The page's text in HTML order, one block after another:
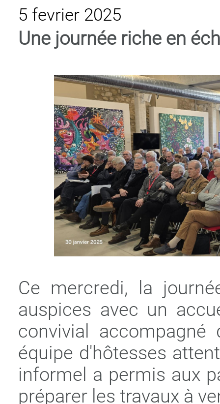
5 fevrier 2025
Une journée riche en
Ce mercredi, la
auspices avec un
convivial accompagné
équipe d'hôtesses
informel a permis aux
préparer les travaux à